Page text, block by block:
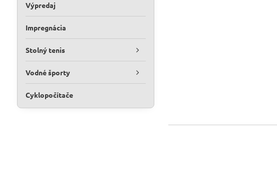
Výpredaj
Impregnácia
Stolný tenis
Vodné športy
Cyklopočítače